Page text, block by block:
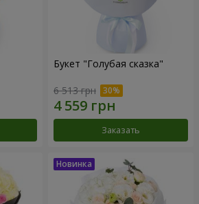
Букет "Голубая сказка"
6 513 грн
Заказать